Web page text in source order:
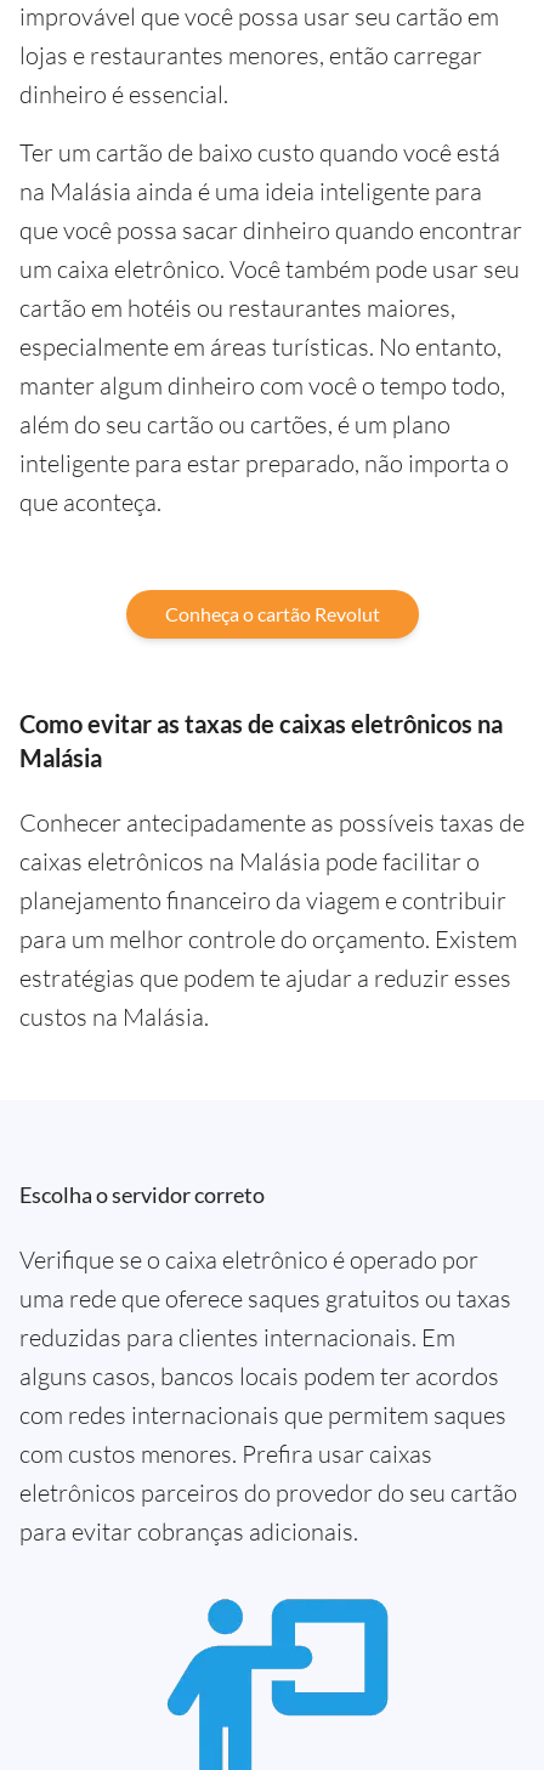
improvável que você possa usar seu cartão em
lojas e restaurantes menores, então carregar
dinheiro é essencial.
Ter um cartão de baixo custo quando você está
na Malásia ainda é uma ideia inteligente para
que você possa sacar dinheiro quando encontrar
um caixa eletrônico. Você também pode usar seu
cartão em hotéis ou restaurantes maiores,
especialmente em áreas turísticas. No entanto,
manter algum dinheiro com você o tempo todo,
além do seu cartão ou cartões, é um plano
inteligente para estar preparado, não importa o
que aconteça.
Conheça o cartão Revolut
Como evitar as taxas de caixas eletrônicos na
Malásia
Conhecer antecipadamente as possíveis taxas de
caixas eletrônicos na Malásia pode facilitar o
planejamento financeiro da viagem e contribuir
para um melhor controle do orçamento. Existem
estratégias que podem te ajudar a reduzir esses
custos na Malásia.
Escolha o servidor correto
Verifique se o caixa eletrônico é operado por
uma rede que oferece saques gratuitos ou taxas
reduzidas para clientes internacionais. Em
alguns casos, bancos locais podem ter acordos
com redes internacionais que permitem saques
com custos menores. Prefira usar caixas
eletrônicos parceiros do provedor do seu cartão
para evitar cobranças adicionais.